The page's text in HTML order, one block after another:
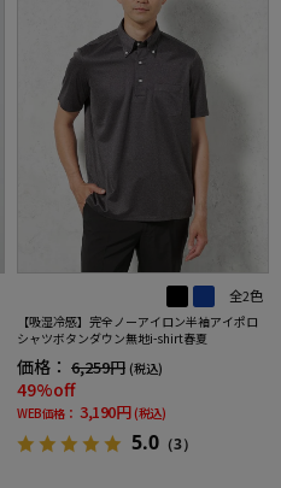
全2色
【吸湿冷感】完全ノーアイロン半袖アイポロ
シャツボタンダウン無地i-shirt春夏
価格： 6,259円 (税込)
49%off
WEB価格： 3,190円 (税込)
5.0 （3）